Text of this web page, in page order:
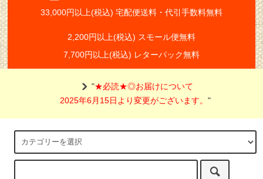
33,000円以上(税込) 宅配便送料・代引手数料無料
2,200円以上(税込) スモール便無料
7,700円以上(税込) レターパック無料
"★必読★◎お届けについて
2025年6月15日より変更がございます。"